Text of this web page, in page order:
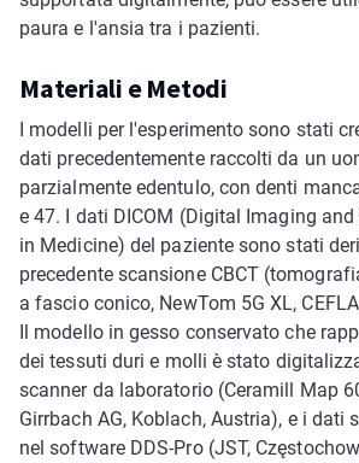
paura e l'ansia tra i pazienti.
Materiali e Metodi
I modelli per l'esperimento sono stati
dati precedentemente raccolti da un
parzialmente edentulo, con denti
e 47. I dati DICOM (Digital Imaging
in Medicine) del paziente sono stati
precedente scansione CBCT
a fascio conico, NewTom 5G XL,
Il modello in gesso conservato che
dei tessuti duri e molli è stato
scanner da laboratorio (Ceramill Map
Girrbach AG, Koblach, Austria), e i dati
nel software DDS-Pro (JST,